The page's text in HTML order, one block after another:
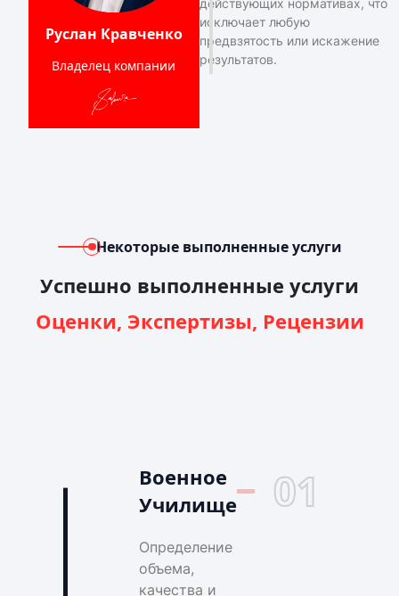
Руслан Кравченко
Владелец компании
действующих нормативах, что
исключает любую
предвзятость или искажение
результатов.
Некоторые выполненные услуги
Успешно выполненные услуги
Оценки, Экспертизы, Рецензии
Военное
Училище
01
Определение
объема,
качества и